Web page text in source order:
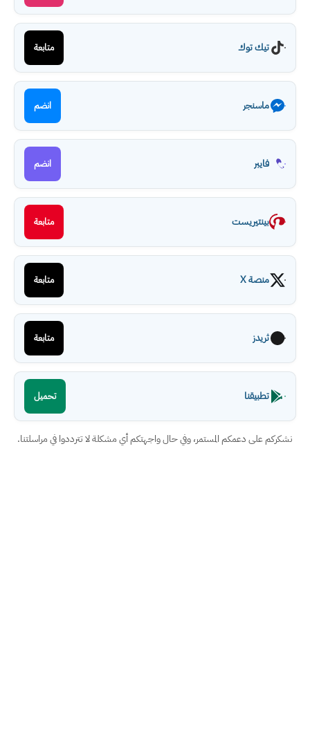
تيك توك متابعة
ماسنجر انضم
فايبر انضم
بينتيريست متابعة
منصة X متابعة
ثريدز متابعة
تطبيقنا تحميل
نشكركم على دعمكم المستمر، وفي حال واجهتكم أي مشكلة لا تترددوا في مراسلتنا.